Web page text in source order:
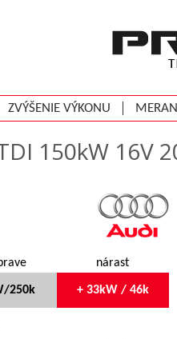
ZVÝŠENIE VÝKONU
150kW 16V
250k
nárast
+ 33kW / 46k